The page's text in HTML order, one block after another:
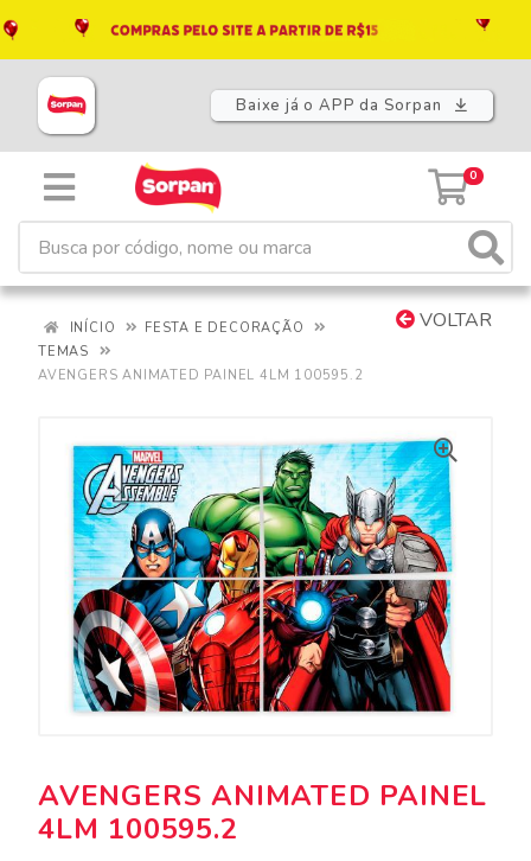
Baixe já o APP da Sorpan
0
VOLTAR
INÍCIO
FESTA E DECORAÇÃO
TEMAS
AVENGERS ANIMATED PAINEL 4LM 100595.2
AVENGERS ANIMATED PAINEL
4LM 100595.2